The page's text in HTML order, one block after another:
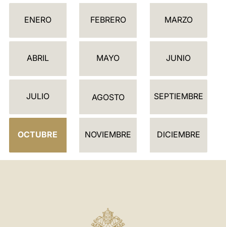
C
L
D
R
ENERO FEBRERO MARZO
ABRIL MAYO JUNIO
JULIO AGOSTO SEPTIEMBRE
OCTUBRE NOVIEMBRE DICIEMBRE